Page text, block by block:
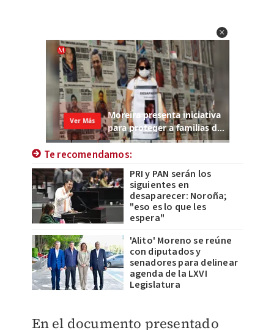
Te recomendamos:
PRI y PAN serán los
siguientes en
desaparecer: Noroña;
"eso es lo que les
espera"
'Alito' Moreno se reúne
con diputados y
senadores para delinear
agenda de la LXVI
Legislatura
En el documento presentado